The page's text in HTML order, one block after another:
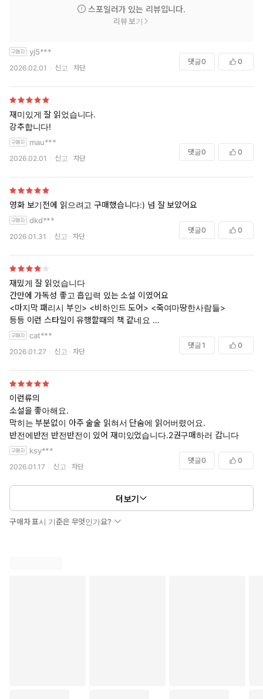
스포일러가 있는 리뷰입니다.
리뷰 보기
yj5***
2026.02.01 신고 차단
댓글0 0
재미있게 잘 읽었습니다.
강추합니다!
mau***
2026.02.01 신고 차단
댓글0 0
영화 보기전에 읽으려고 구매했습니다:) 넘 잘 보았어요
dkd***
2026.01.31 신고 차단
댓글0 0
재밌게 잘 읽었습니다
간만에 가독성 좋고 흡입력 있는 소설 이였어요
<마지막 패리시 부인> <비하인드 도어> <죽여마땅한사람들>
등등 이런 스타일이 유행할때의 책 같네요
그래서 반전이 놀랍진 않았지만
제목을 하우스메이드가 아니라
밀리는 참지않아로 해야할듯 ㅋㅋㅋㅋ
다만
<죽여마땅한사람들>처럼
캐릭터성이 빛날 수 있는 스토리이자 소재였는데
cat***
2026.01.27 신고 차단
댓글 1 0
이런류의
소설을 좋아해요.
막히는 부분없이 아주 술술 읽혀서 단숨에 읽어버렸어요.
반전에반전 반전반전이 있어 재미있었습니다.2권구매하러 갑니다
ksy***
2026.01.17 신고 차단
댓글0 0
더보기
구매자 표시 기준은 무엇인가요?